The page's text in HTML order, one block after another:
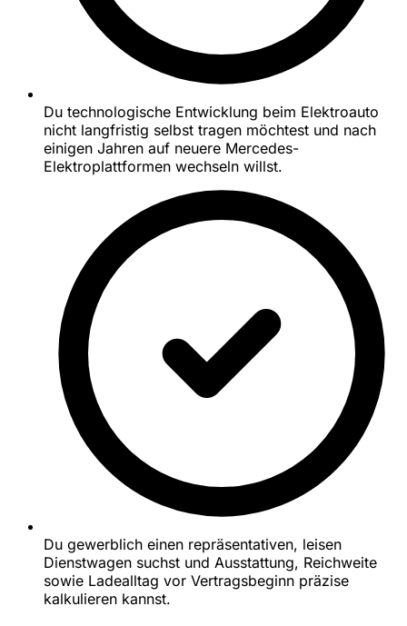
Du technologische Entwicklung beim Elektroauto
nicht langfristig selbst tragen möchtest und nach
einigen Jahren auf neuere Mercedes-
Elektroplattformen wechseln willst.
Du gewerblich einen repräsentativen, leisen
Dienstwagen suchst und Ausstattung, Reichweite
sowie Ladealltag vor Vertragsbeginn präzise
kalkulieren kannst.